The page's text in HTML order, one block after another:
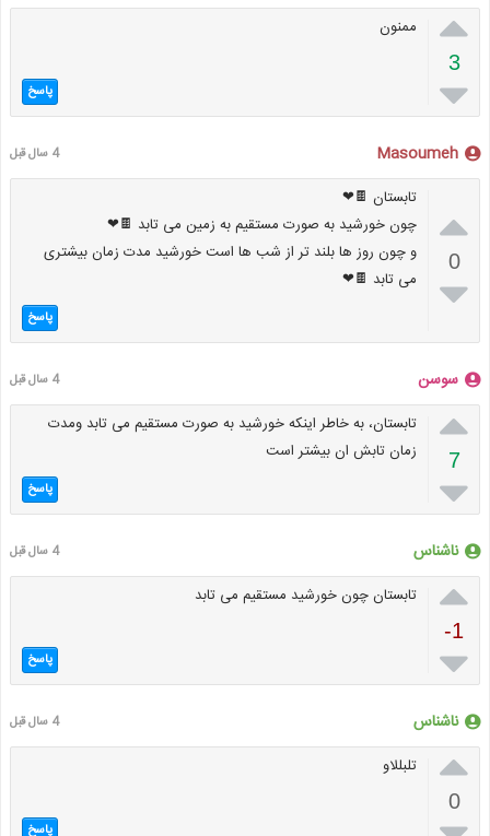

3

ممنون
پاسخ
Masoumeh 4 سال قبل

0

تابستان 🍫❤
چون خورشید به صورت مستقیم به زمین می تابد 🍫❤
و چون روز ها بلند تر از شب ها است خورشید مدت زمان بیشتری
می تابد 🍫❤
پاسخ
سوسن 4 سال قبل

7

تابستان، به خاطر اینکه خورشید به صورت مستقیم می تابد ومدت
زمان تابش ان بیشتر است
پاسخ
ناشناس 4 سال قبل

-1

تابستان چون خورشید مستقیم می تابد
پاسخ
ناشناس 4 سال قبل

0
تلبللاو
پاسخ